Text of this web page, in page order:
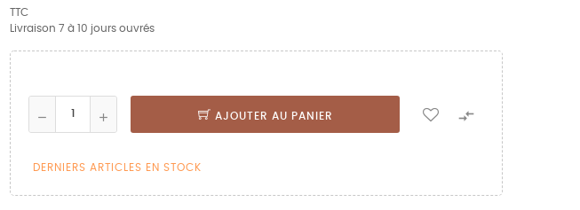
TTC
Livraison 7 à 10 jours ouvrés
AJOUTER AU PANIER 
DERNIERS ARTICLES EN STOCK